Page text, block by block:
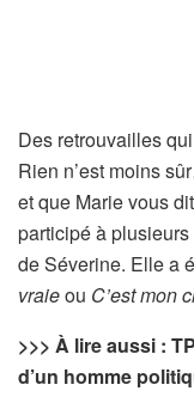
Des retrouvailles
Rien n’est moins
et que Marie vous
participé à
de Séverine. Elle a
vraieou C’est mon
>>> À lire aussi :
d’un homme